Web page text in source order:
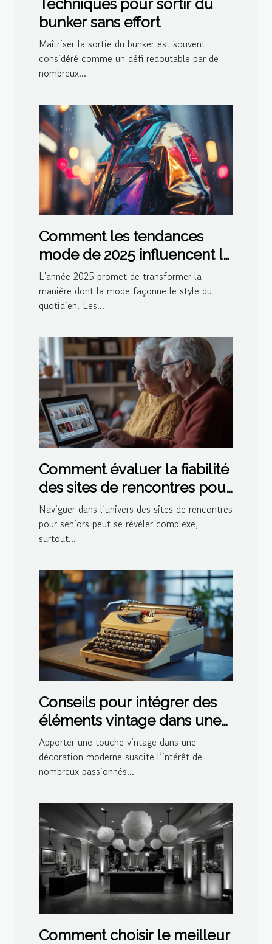
Techniques pour sortir du
bunker sans effort
Maîtriser la sortie du bunker est souvent
considéré comme un défi redoutable par de
nombreux...
Comment les tendances
mode de 2025 influencent le
style quotidien
L'année 2025 promet de transformer la
manière dont la mode façonne le style du
quotidien. Les...
Comment évaluer la fiabilité
des sites de rencontres pour
seniors
Naviguer dans l’univers des sites de rencontres
pour seniors peut se révéler complexe,
surtout...
Conseils pour intégrer des
éléments vintage dans une
décoration moderne
Apporter une touche vintage dans une
décoration moderne suscite l’intérêt de
nombreux passionnés...
Comment choisir le meilleur